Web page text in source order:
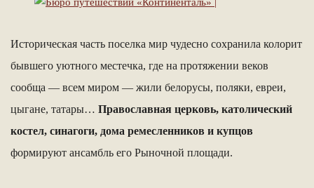
Историческая часть поселка мир чудесно сохранила колорит
бывшего уютного местечка, где на протяжении веков
сообща — всем миром — жили белорусы, поляки, евреи,
цыгане, татары… Православная церковь, католический
костел, синагоги, дома ремесленников и купцов
формируют ансамбль его Рыночной площади.